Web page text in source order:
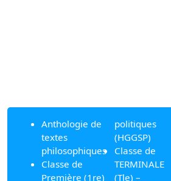
Anthologie de
textes
philosophiques
Classe de
Première (1re)
politiques
(HGGSP)
Classe de
TERMINALE
(Tle) –